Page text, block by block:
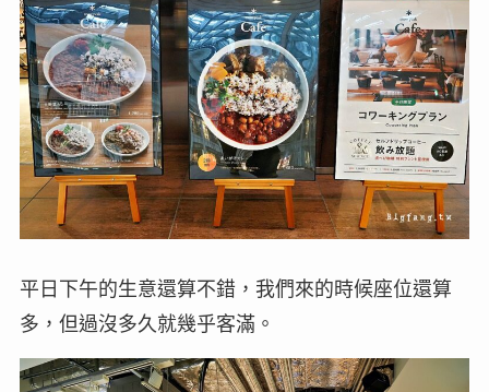
平日下午的生意還算不錯，我們來的時候座位還算
多，但過沒多久就幾乎客滿。